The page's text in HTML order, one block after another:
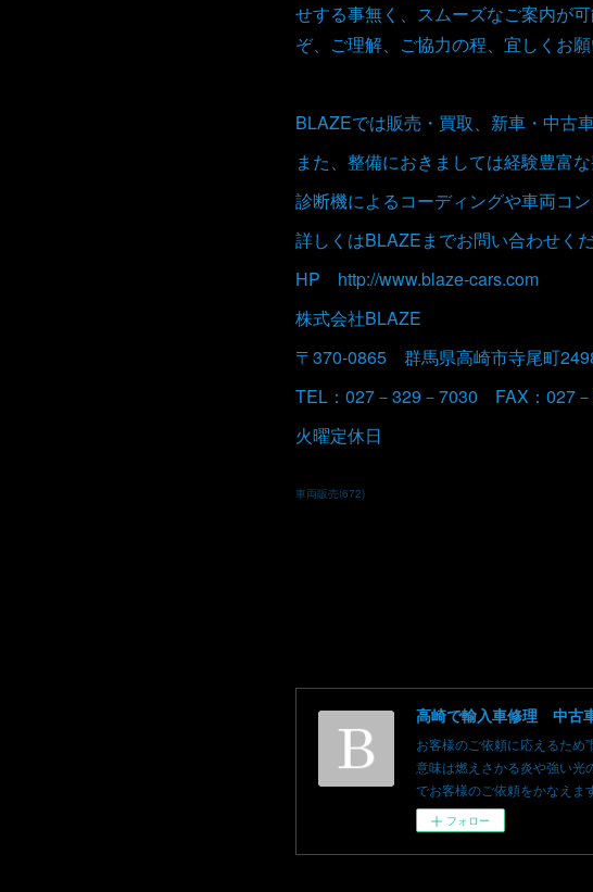
せする事無く、スムーズなご案内が
ぞ、ご理解、ご協力の程、宜しくお願
BLAZEでは販売・買取、新車・中古
また、整備におきましては経験豊富
診断機によるコーディングや車両コ
詳しくはBLAZEまでお問い合わせくだ
HP http://www.blaze-cars.com
株式会社BLAZE
〒370-0865 群馬県高崎市寺尾町
TEL：027－329－7030 FAX：027
火曜定休日
車両販売(672)
お客様のご依頼に応えるた
意味は燃えさかる炎や強い光
でお客様のご依頼をかなえま
フォロー